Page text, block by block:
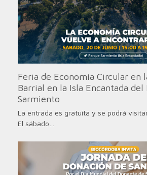
Feria de Economía Circular en
Barrial en la Isla Encantada del
Sarmiento
La entrada es gratuita y se podrá
El sábado…